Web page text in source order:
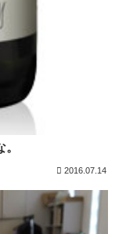
2016.07.14